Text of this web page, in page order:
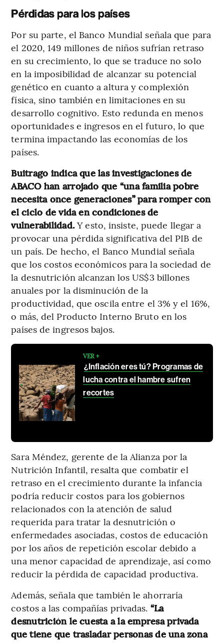
Pérdidas para los países
Por su parte, el Banco Mundial señala que para
el 2020, 149 millones de niños sufrían retraso
en su crecimiento, lo que se traduce no solo
en la imposibilidad de alcanzar su potencial
genético en cuanto a altura y complexión
física, sino también en limitaciones en su
desarrollo cognitivo. Esto redunda en menos
oportunidades e ingresos en el futuro, lo que
termina impactando las economías de los
países.
Buitrago indica que las investigaciones de
ABACO han arrojado que “una familia pobre
necesita once generaciones” para romper con
el ciclo de vida en condiciones de
vulnerabilidad.Y esto, insiste, puede llegar a
provocar una pérdida significativa del PIB de
un país. De hecho, el Banco Mundial señala
que los costos económicos para la sociedad de
la desnutrición alcanzan los US$3 billones
anuales por la disminución de la
productividad, que oscila entre el 3% y el 16%,
o más, del Producto Interno Bruto en los
países de ingresos bajos.
VER +
¿Inflación eres tú? Programas de
lucha contra el hambre sufren
recortes
Sara Méndez, gerente de la Alianza por la
Nutrición Infantil, resalta que combatir el
retraso en el crecimiento durante la infancia
podría reducir costos para los gobiernos
relacionados con la atención de salud
requerida para tratar la desnutrición o
enfermedades asociadas, costos de educación
por los años de repetición escolar debido a
una menor capacidad de aprendizaje, así como
reducir la pérdida de capacidad productiva.
Además, señala que también le ahorraría
costos a las compañías privadas. “La
desnutrición le cuesta a la empresa privada
que tiene que trasladar personas de una zona